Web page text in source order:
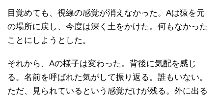
目覚めても、視線の感覚が消えなかった。Aは猿を元
の場所に戻し、今度は深く土をかけた。何もなかった
ことにしようとした。
それから、Aの様子は変わった。背後に気配を感じ
る。名前を呼ばれた気がして振り返る。誰もいない。
ただ、見られているという感覚だけが残る。外に出る